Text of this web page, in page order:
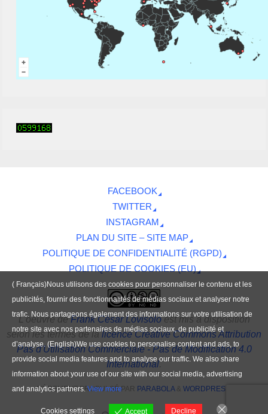
FACEBOOK
TWITTER
INSTAGRAM
PLAN DU SITE – SITE MAP
POLITIQUE DE CONFIDENTIALITÉ (RGPD)
POLITIQUE DE COOKIES (EU)
L'oeuvredeFrank César Lovisoloest mis à disposition
selon les termes de lalicence Creative Commons Attribution
Pas d'Utilisation Commerciale - Pas de Modification 4.0
International.
FIÈREMENT PROPULSÉ PAR PARABOLA& WORDPRESS.
( Français)Nous utilisons des cookies pour personnaliser le contenu et les
publicités, fournir des fonctionnalités de médias sociaux et analyser notre
trafic. Nous partageons également des informations sur votre utilisation de
notre site avec nos partenaires de médias sociaux, de publicité et
d’analyse. (English)We use cookies to personalise content and ads, to
provide social media features and to analyse our traffic. We also share
information about your use of our site with our social media, advertising
and analytics partners.View more
Cookies settings Accept Decline